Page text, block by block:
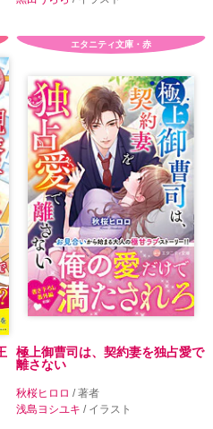
エタニティ文庫・赤
極上御曹司は、契約妻を独占愛で
離さない
秋桜ヒロロ / 著者
浅島ヨシユキ / イラスト